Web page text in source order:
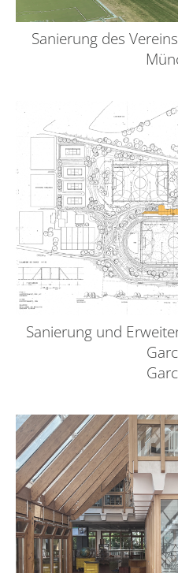
Sanierung des
Sanierung und